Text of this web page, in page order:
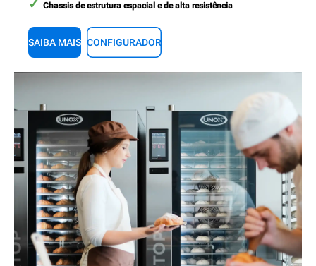
Chassis de estrutura espacial e de alta resistência
SAIBA MAIS CONFIGURADOR